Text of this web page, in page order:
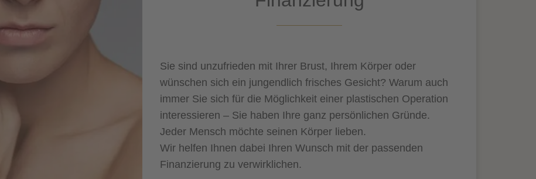
Sie sind unzufrieden mit Ihrer Brust, Ihrem Körper oder
wünschen sich ein jungendlich frisches Gesicht? Warum auch
immer Sie sich für die Möglichkeit einer plastischen Operation
interessieren – Sie haben Ihre ganz persönlichen Gründe.
Jeder Mensch möchte seinen Körper lieben.
Wir helfen Ihnen dabei Ihren Wunsch mit der passenden
Finanzierung zu verwirklichen.